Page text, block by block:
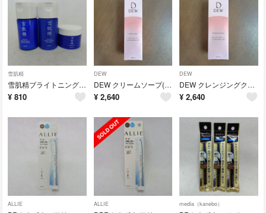
雪肌精
雪肌精ブライトニング ローション、エマルジョン、クリーム ミニサイズセット
¥ 810
DEW
DEW クリームソープ(125g)
¥ 2,640
DEW
DEW クレンジングクリーム(125g)
¥ 2,640
ALLIE ALLIE media（kanebo）